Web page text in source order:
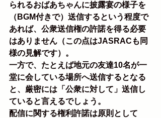
られるおばあちゃんに披露宴の様子を
（BGM付きで）送信するという程度で
あれば、公衆送信権の許諾を得る必要
はありません（この点はJASRACも同
様の見解です）。
一方で、たとえば地元の友達10名が一
堂に会している場所へ送信するとなる
と、厳密には「公衆に対して」送信し
ていると言えるでしょう。
配信に関する権利許諾は原則として